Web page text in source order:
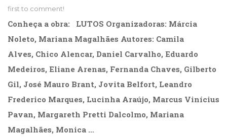
(31)
(278)
Educação
Especial
Fisioterapia
(47)
Fonoaudiologia
Gestalt-
terapia
first to comment!
Conheça a obra: LUTOS Organizadoras: Márcia
Noleto, Mariana Magalhães Autores: Camila
Alves, Chico Alencar, Daniel Carvalho, Eduardo
Medeiros, Eliane Arenas, Fernanda Chaves, Gilberto
Gil, José Mauro Brant, Jovita Belfort, Leandro
Frederico Marques, Lucinha Araújo, Marcus Vinícius
Pavan, Margareth Pretti Dalcolmo, Mariana
Magalhães, Monica …